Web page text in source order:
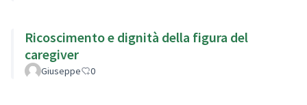
Ricoscimento e dignità della figura del
caregiver
Giuseppe 0